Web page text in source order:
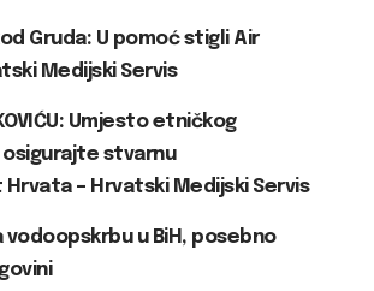
Gruda: U pomoć stigli Air
Medijski Servis
Umjesto etničkog
stvarnu
– Hrvatski Medijski Servis
vodoopskrbu u BiH, posebno